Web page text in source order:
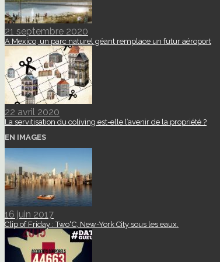
21 septembre 2020
A Mexico, un parc naturel géant remplace un futur aéroport
22 avril 2020
La servitisation du coliving est-elle l’avenir de la propriété ?
EN IMAGES
16 juin 2017
Clip of Friday : Two°C, New-York City sous les eaux.